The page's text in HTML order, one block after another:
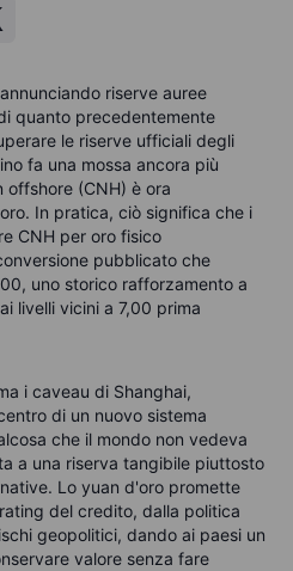
riserve auree
quanto precedentemente
le riserve ufficiali degli
fa una mossa ancora più
(CNH) è ora
In pratica, ciò significa che i
CNH per oro fisico
pubblicato che
uno storico rafforzamento a
livelli vicini a 7,00 prima
i caveau di Shanghai,
di un nuovo sistema
che il mondo non vedeva
a una riserva tangibile piuttosto
Lo yuan d'oro promette
del credito, dalla politica
geopolitici, dando ai paesi un
valore senza fare